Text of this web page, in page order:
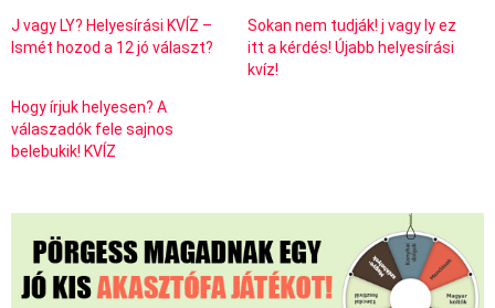
J vagy LY? Helyesírási KVÍZ –
Ismét hozod a 12 jó választ?
Sokan nem tudják! j vagy ly ez
itt a kérdés! Újabb helyesírási
kvíz!
Hogy írjuk helyesen? A
válaszadók fele sajnos
belebukik! KVÍZ